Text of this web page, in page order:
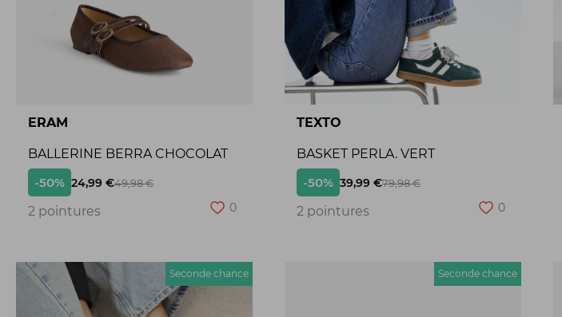
ERAM
BALLERINE BERRA CHOCOLAT
-50% 24,99 €49,98 €
2 pointures 0
TEXTO
BASKET PERLA. VERT
-50% 39,99 €79,98 €
2 pointures 0
Seconde chance Seconde chance